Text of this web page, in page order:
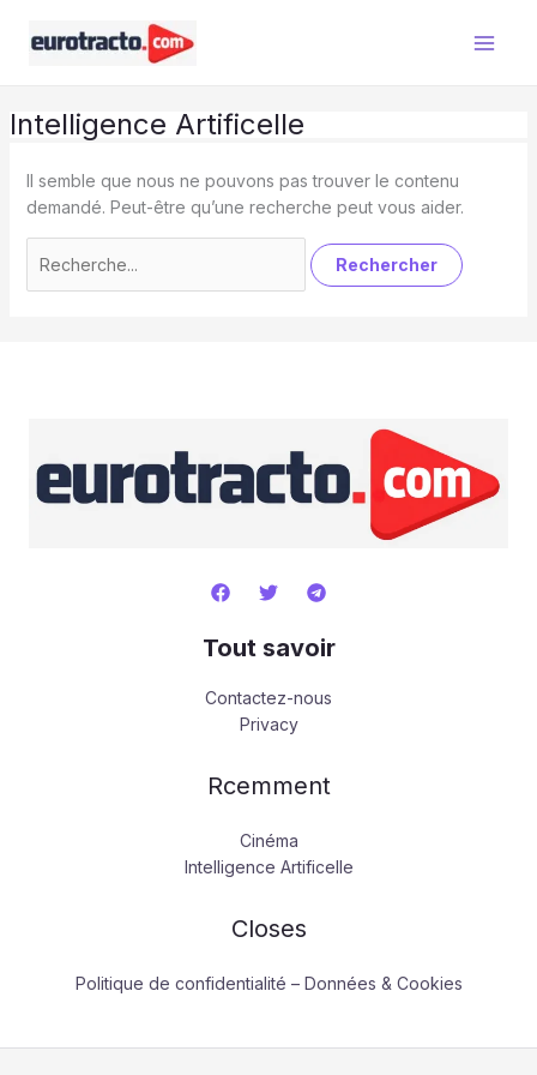
Intelligence Artificelle
Il semble que nous ne pouvons pas trouver le contenu
demandé. Peut-être qu’une recherche peut vous aider.
Tout savoir
Contactez-nous
Privacy
Rcemment
Cinéma
Intelligence Artificelle
Closes
Politique de confidentialité – Données & Cookies